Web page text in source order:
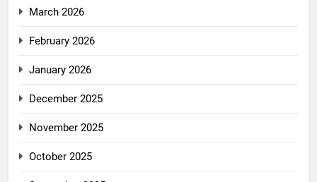
March 2026
February 2026
January 2026
December 2025
November 2025
October 2025